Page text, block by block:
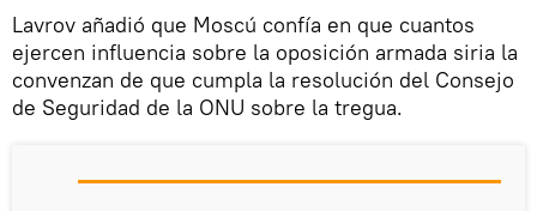
Lavrov añadió que Moscú confía en que cuantos
ejercen influencia sobre la oposición armada siria la
convenzan de que cumpla la resolución del Consejo
de Seguridad de la ONU sobre la tregua.